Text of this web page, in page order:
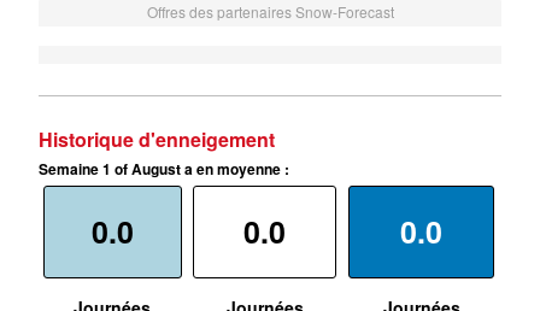
Offres des partenaires Snow-Forecast
Historique d'enneigement
Semaine 1 of August a en moyenne :
0.0 0.0 0.0